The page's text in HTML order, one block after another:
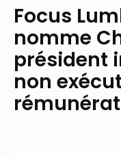
Focus
nomme
président
non